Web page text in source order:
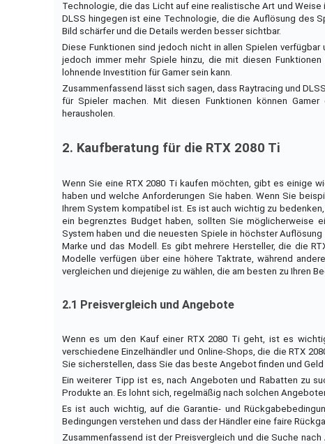
Technologie, die das Licht auf eine realistische Art und
DLSS hingegen ist eine Technologie, die die Auflösung des
Bild schärfer und die Details werden besser sichtbar.
Diese Funktionen sind jedoch nicht in allen Spielen
jedoch immer mehr Spiele hinzu, die mit diesen
lohnende Investition für Gamer sein kann.
Zusammenfassend lässt sich sagen, dass Raytracing und
für Spieler machen. Mit diesen Funktionen können
herausholen.
2. Kaufberatung für die RTX 2080 Ti
Wenn Sie eine RTX 2080 Ti kaufen möchten, gibt es einige
haben und welche Anforderungen Sie haben. Wenn Sie
Ihrem System kompatibel ist. Es ist auch wichtig zu
ein begrenztes Budget haben, sollten Sie möglicherweise
System haben und die neuesten Spiele in höchster
Marke und das Modell. Es gibt mehrere Hersteller, die die
Modelle verfügen über eine höhere Taktrate, während
vergleichen und diejenige zu wählen, die am besten zu Ihren
2.1 Preisvergleich und Angebote
Wenn es um den Kauf einer RTX 2080 Ti geht, ist es
verschiedene Einzelhändler und Online-Shops, die die RTX
Sie sicherstellen, dass Sie das beste Angebot finden und Geld
Ein weiterer Tipp ist es, nach Angeboten und Rabatten zu
Produkte an. Es lohnt sich, regelmäßig nach solchen
Es ist auch wichtig, auf die Garantie- und
Bedingungen verstehen und dass der Händler eine faire
Zusammenfassend ist der Preisvergleich und die Suche